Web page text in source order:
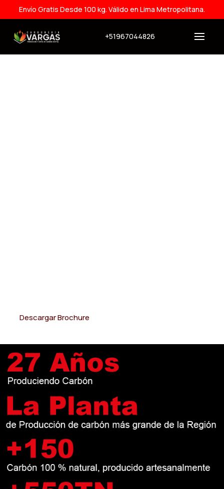
Envío Gratis Desde 100 kg. Válido en Lima Metropolitana.
+51967044826
Descargar Brochure